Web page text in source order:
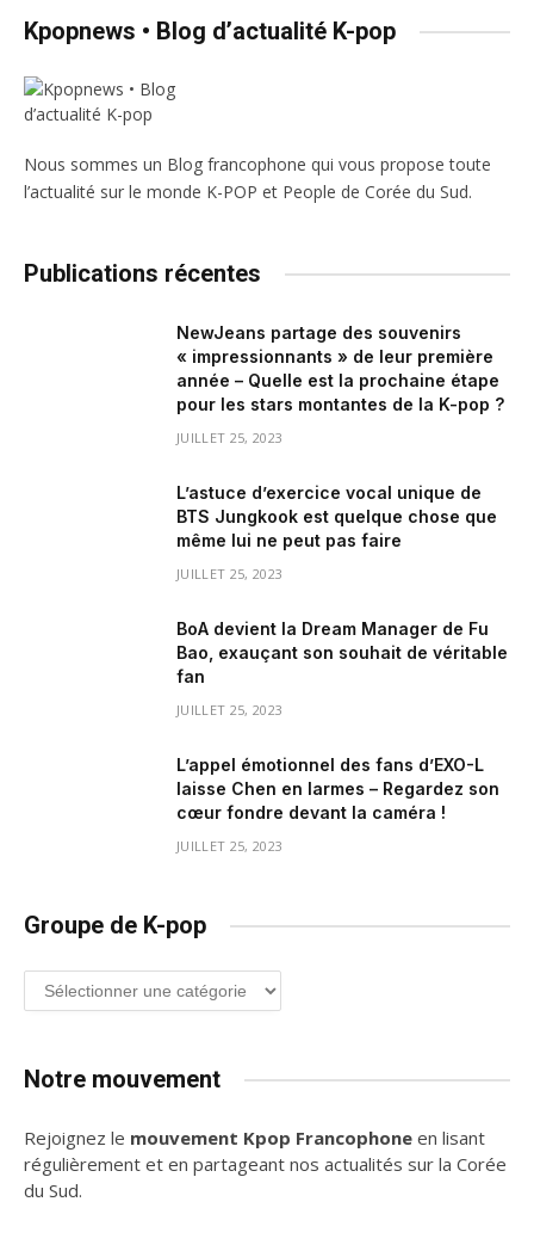
Kpopnews • Blog d’actualité K-pop
Nous sommes un Blog francophone qui vous propose toute
l’actualité sur le monde K-POP et People de Corée du Sud.
Publications récentes
NewJeans partage des souvenirs
« impressionnants » de leur première
année – Quelle est la prochaine étape
pour les stars montantes de la K-pop ?
JUILLET 25, 2023
L’astuce d’exercice vocal unique de
BTS Jungkook est quelque chose que
même lui ne peut pas faire
JUILLET 25, 2023
BoA devient la Dream Manager de Fu
Bao, exauçant son souhait de véritable
fan
JUILLET 25, 2023
L’appel émotionnel des fans d’EXO-L
laisse Chen en larmes – Regardez son
cœur fondre devant la caméra !
JUILLET 25, 2023
Groupe de K-pop
Groupe
de
Notre mouvement
Rejoignez le mouvement Kpop Francophone en lisant
régulièrement et en partageant nos actualités sur la Corée
du Sud.